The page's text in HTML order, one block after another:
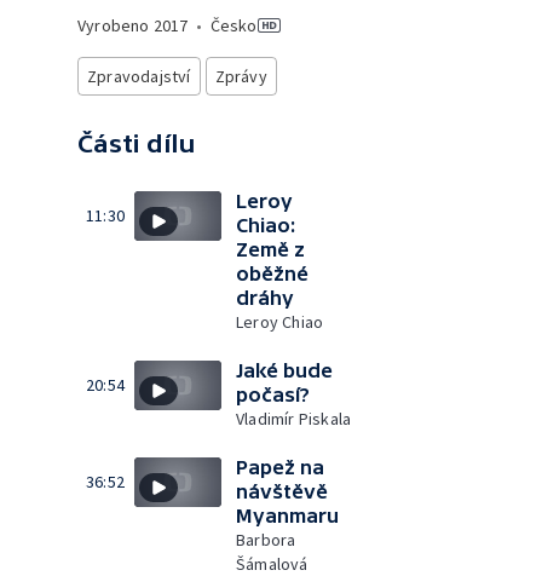
Vyrobeno 2017 • Česko
Zpravodajství Zprávy
Části dílu
11:30
Leroy
Chiao:
Země z
oběžné
dráhy
Leroy Chiao
20:54
Jaké bude
počasí?
Vladimír Piskala
36:52
Papež na
návštěvě
Myanmaru
Barbora
Šámalová